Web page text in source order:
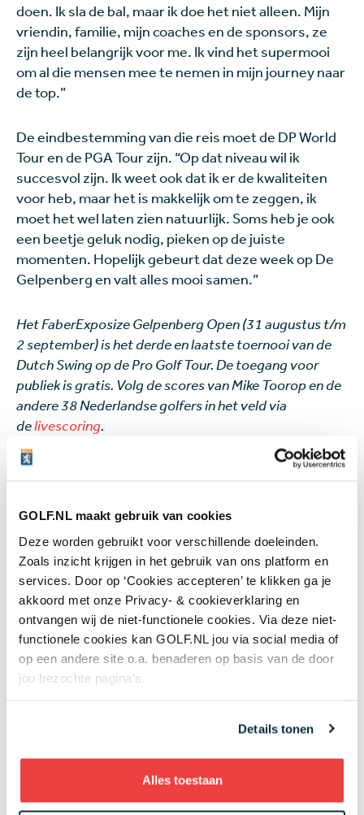
GOLF.NL maakt gebruik van cookies
Deze worden gebruikt voor verschillende doeleinden.
Zoals inzicht krijgen in het gebruik van ons platform en
services. Door op ‘Cookies accepteren’ te klikken ga je
akkoord met onze Privacy- & cookieverklaring en
ontvangen wij de niet-functionele cookies. Via deze niet-
functionele cookies kan GOLF.NL jou via social media of
op een andere site o.a. benaderen op basis van de door
jou bezochte pagina’s.
Details tonen
Alles toestaan
doen. Ik sla de bal, maar ik doe het niet alleen. Mijn
vriendin, familie, mijn coaches en de sponsors, ze
zijn heel belangrijk voor me. Ik vind het supermooi
om al die mensen mee te nemen in mijn journey naar
de top.”
De eindbestemming van die reis moet de DP World
Tour en de PGA Tour zijn. “Op dat niveau wil ik
succesvol zijn. Ik weet ook dat ik er de kwaliteiten
voor heb, maar het is makkelijk om te zeggen, ik
moet het wel laten zien natuurlijk. Soms heb je ook
een beetje geluk nodig, pieken op de juiste
momenten. Hopelijk gebeurt dat deze week op De
Gelpenberg en valt alles mooi samen.”
Het FaberExposize Gelpenberg Open (31 augustus t/m
2 september) is het derde en laatste toernooi van de
Dutch Swing op de Pro Golf Tour. De toegang voor
publiek is gratis. Volg de scores van Mike Toorop en de
andere 38 Nederlandse golfers in het veld via
delivescoring.
Gerelateerd
Krachtmens op de Pro Golf Tour
Aydan Verdonk: 'Nederlandse
Bryson DeChambeau'
Toekomstig vaderschap gaat veel
Porsius: 'Nog geen idee hoe ik dat